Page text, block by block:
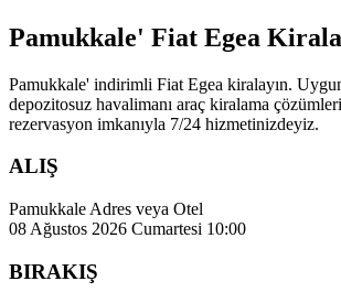
Pamukkale' Fiat Egea
Pamukkale' indirimli Fiat Egea kiralayın.
depozitosuz havalimanı araç kiralama
rezervasyon imkanıyla 7/24 hizmetinizdeyiz.
ALIŞ
Pamukkale Adres veya Otel
08 Ağustos 2026 Cumartesi 10:00
BIRAKIŞ